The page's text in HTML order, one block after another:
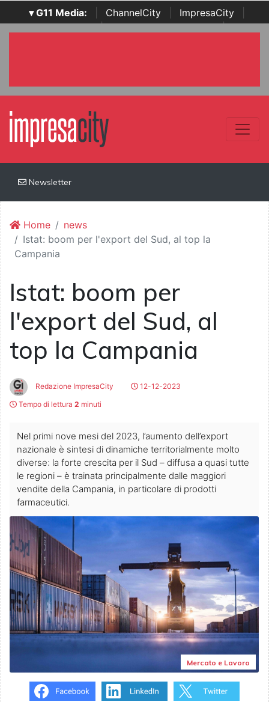
▾ G11 Media: ChannelCity ImpresaCity
SecurityOpenLab | Italian Channel Awards | Italian
Newsletter
Home
news
Istat: boom per l'export del Sud, al top la
Campania
Istat: boom per
l'export del Sud, al
top la Campania
Redazione ImpresaCity
12-12-2023
Tempo di lettura 2 minuti
Nel primi nove mesi del 2023, l’aumento dell’export
nazionale è sintesi di dinamiche territorialmente molto
diverse: la forte crescita per il Sud – diffusa a quasi tutte
le regioni – è trainata principalmente dalle maggiori
vendite della Campania, in particolare di prodotti
farmaceutici.
Mercato e Lavoro